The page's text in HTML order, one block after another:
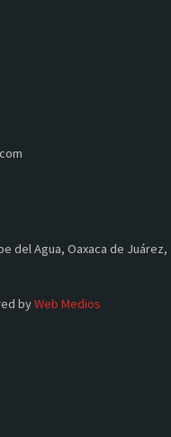
del Agua, Oaxaca de Juárez,
byWeb Medios